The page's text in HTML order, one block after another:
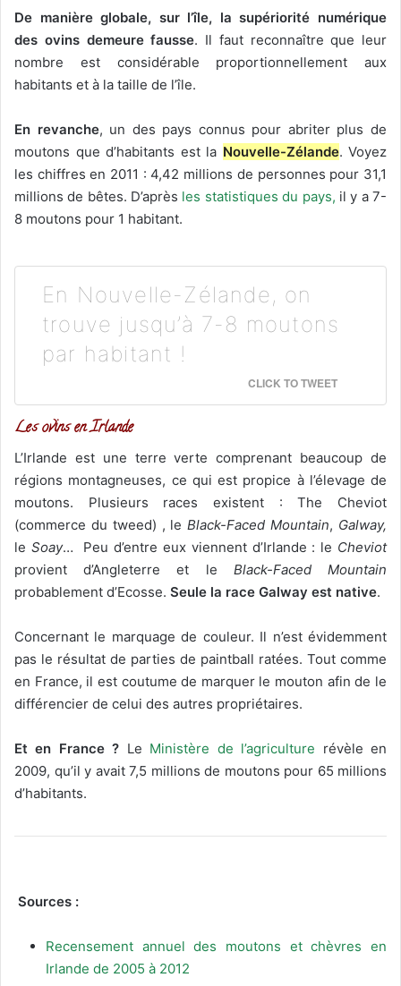
De manière globale, sur l’île, la supériorité numérique
des ovins demeure fausse. Il faut reconnaître que leur
nombre est considérable proportionnellement aux
habitants et à la taille de l’île.
En revanche, un des pays connus pour abriter plus de
moutons que d’habitants est la Nouvelle-Zélande. Voyez
les chiffres en 2011 : 4,42 millions de personnes pour 31,1
millions de bêtes. D’après les statistiques du pays, il y a 7-
8 moutons pour 1 habitant.
En Nouvelle-Zélande, on
trouve jusqu’à 7-8 moutons
par habitant !
CLICK TO TWEET
Les ovins en Irlande
L’Irlande est une terre verte comprenant beaucoup de
régions montagneuses, ce qui est propice à l’élevage de
moutons. Plusieurs races existent : The Cheviot
(commerce du tweed) , leBlack-Faced Mountain, Galway,
le Soay… Peu d’entre eux viennent d’Irlande : le Cheviot
provient d’Angleterre et le Black-Faced Mountain
probablement d’Ecosse. Seule la race Galway est native.
Concernant le marquage de couleur. Il n’est évidemment
pas le résultat de parties de paintball ratées. Tout comme
en France, il est coutume de marquer le mouton afin de le
différencier de celui des autres propriétaires.
Et en France ? Le Ministère de l’agriculture révèle en
2009, qu’il y avait 7,5 millions de moutons pour 65 millions
d’habitants.
Sources :
Recensement annuel des moutons et chèvres en
Irlande de 2005 à 2012